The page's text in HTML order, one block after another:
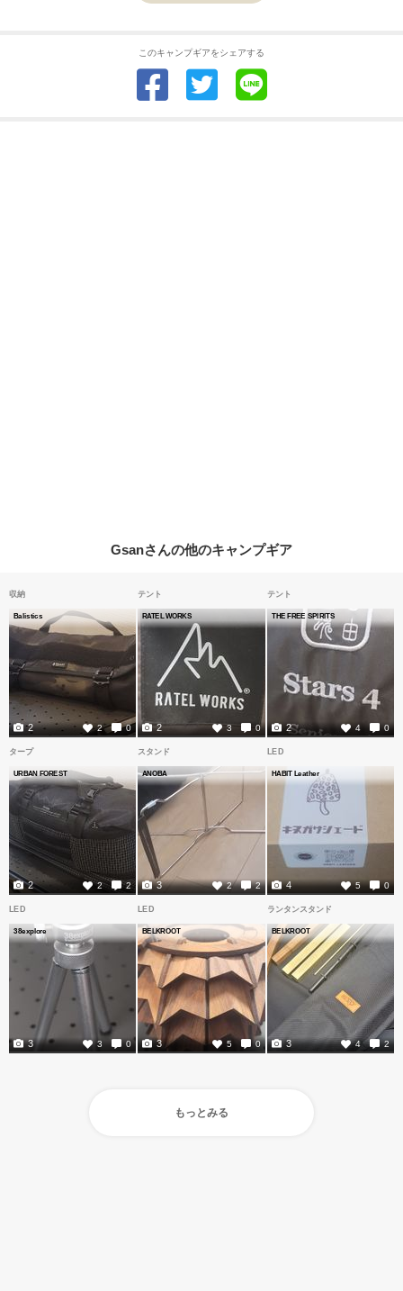
このキャンプギアをシェアする
Gsanさんの他のキャンプギア
収納
Balistics
2 0
2
テント
RATEL WORKS
3 0
2
テント
THE FREE SPIRITS
4 0
2
タープ
URBAN FOREST
2 2
2
スタンド
ANOBA
2 2
3
LED
HABIT Leather
5 0
4
LED
38explore
3 0
3
LED
BELKROOT
5 0
3
ランタンスタンド
BELKROOT
4 2
3
もっとみる